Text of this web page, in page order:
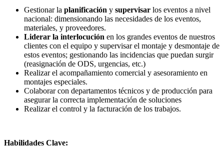
Gestionar la planificación y supervisar los eventos a nivel
nacional: dimensionando las necesidades de los eventos,
materiales, y proveedores.
Liderar la interlocución en los grandes eventos de nuestros
clientes con el equipo y supervisar el montaje y desmontaje de
estos eventos; gestionando las incidencias que puedan surgir
(reasignación de ODS, urgencias, etc.)
Realizar el acompañamiento comercial y asesoramiento en
montajes especiales.
Colaborar con departamentos técnicos y de producción para
asegurar la correcta implementación de soluciones
Realizar el control y la facturación de los trabajos.
Habilidades Clave: